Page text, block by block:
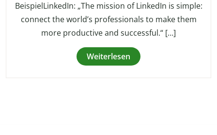
BeispielLinkedIn: „The mission of LinkedIn is simple:
connect the world’s professionals to make them
more productive and successful.“ […]
Weiterlesen